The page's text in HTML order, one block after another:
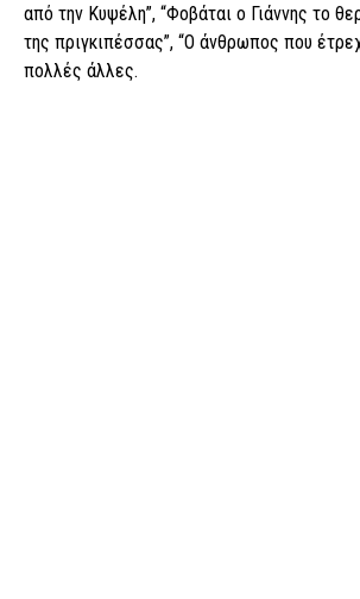
από την Κυψέλη”, “Φοβάται ο Γιάννης το
της πριγκιπέσσας”, “Ο άνθρωπος που
πολλές άλλες.